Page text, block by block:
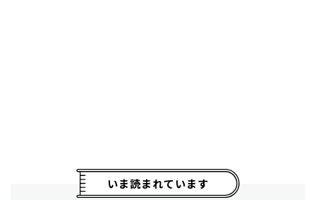
いま読まれています